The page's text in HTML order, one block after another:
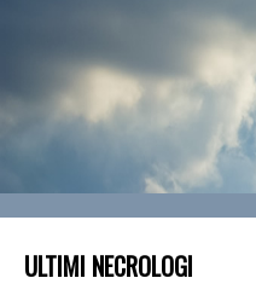
ULTIMI NECROLOGI